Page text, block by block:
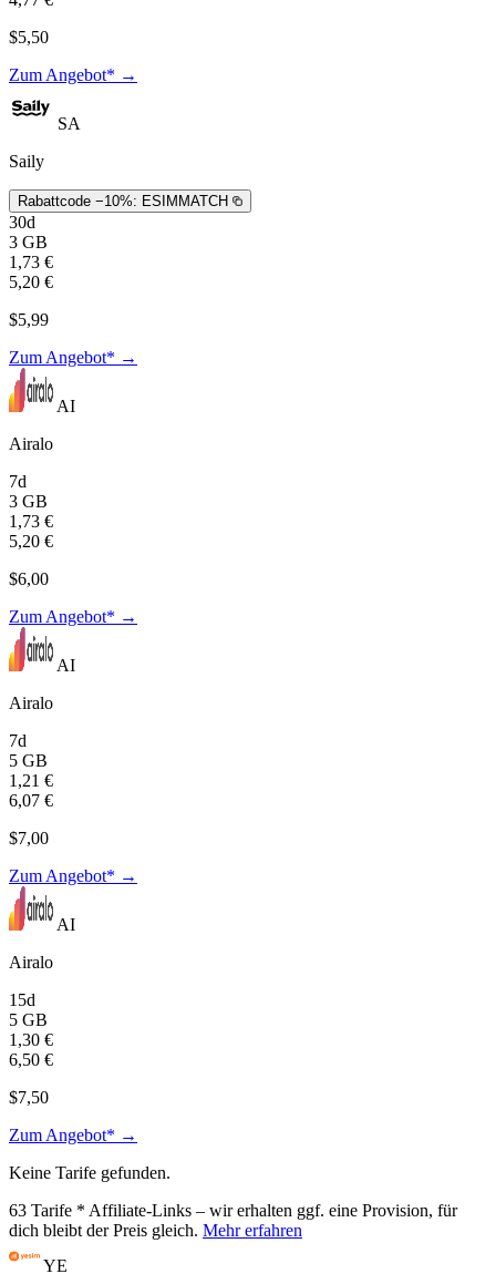
$5,50
Zum Angebot* →
SA
Saily
Rabattcode −10%: ESIMMATCH
30d
3 GB
1,73 €
5,20 €
$5,99
Zum Angebot* →
AI
Airalo
7d
3 GB
1,73 €
5,20 €
$6,00
Zum Angebot* →
AI
Airalo
7d
5 GB
1,21 €
6,07 €
$7,00
Zum Angebot* →
AI
Airalo
15d
5 GB
1,30 €
6,50 €
$7,50
Zum Angebot* →
Keine Tarife gefunden.
63 Tarife * Affiliate-Links – wir erhalten ggf. eine Provision, für
dich bleibt der Preis gleich. Mehr erfahren
YE